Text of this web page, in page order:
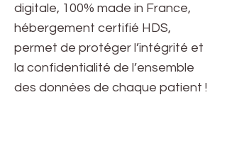
digitale, 100% made in France,
hébergement certifié HDS,
permet de protéger l’intégrité et
la confidentialité de l’ensemble
des données de chaque patient !